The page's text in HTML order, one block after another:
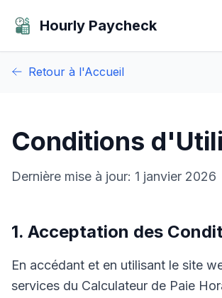
Hourly Paycheck
Retour à l'Accueil
Conditions
Dernière mise à jour: 1 janvier 2026
1. Acceptation des
En accédant et en utilisant le site
services du Calculateur de Paie